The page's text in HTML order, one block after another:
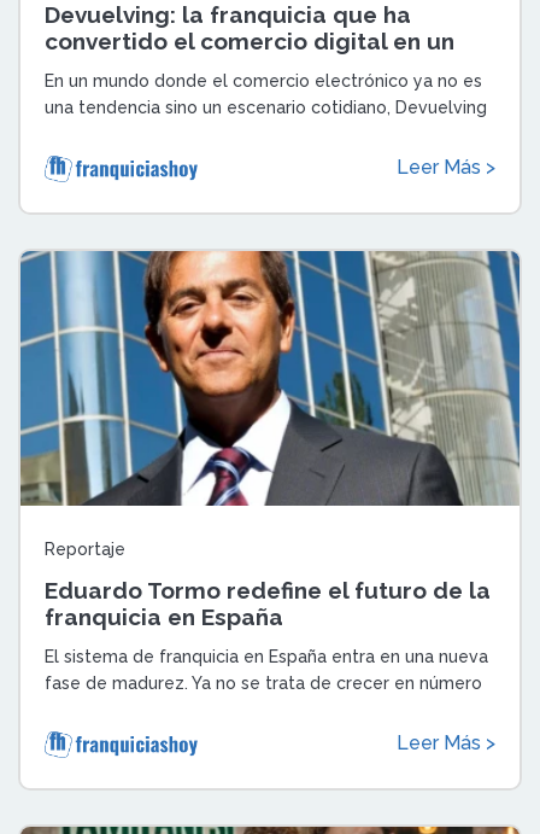
Devuelving: la franquicia que ha
convertido el comercio digital en un
territorio conquistable
En un mundo donde el comercio electrónico ya no es
una tendencia sino un escenario cotidiano, Devuelving
Leer Más >
Reportaje
Eduardo Tormo redefine el futuro de la
franquicia en España
El sistema de franquicia en España entra en una nueva
fase de madurez. Ya no se trata de crecer en número
Leer Más >